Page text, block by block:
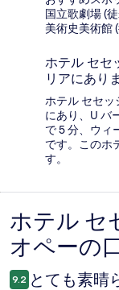
国立歌劇場 (
美術史美術館
ホテル セセ
リアにあり
ホテル セセッ
にあり、U バ
で 5 分、ウィ
です。このホ
す。
口
コ
ミ
ホテル セ
オペーの
9.2 とても素晴